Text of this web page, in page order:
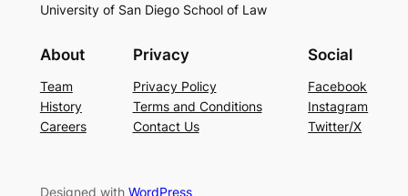
University of San Diego School of Law
About
Team
History
Careers
Privacy
Privacy Policy
Terms and Conditions
Contact Us
Social
Facebook
Instagram
Twitter/X
Designed with WordPress